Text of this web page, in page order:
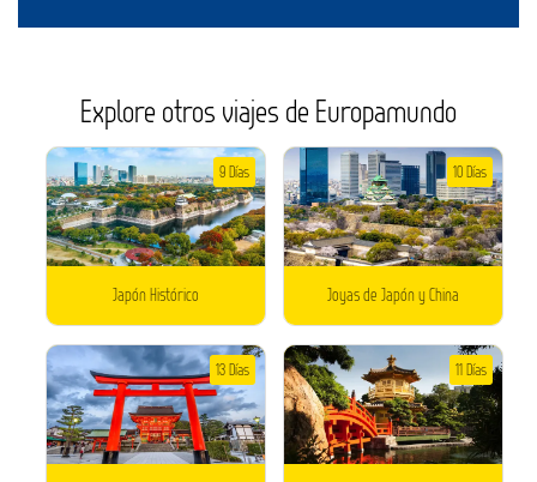
Explore otros viajes de Europamundo
Japón Histórico
9 Días
Joyas de Japón y China
10 Días
13 Días 11 Días